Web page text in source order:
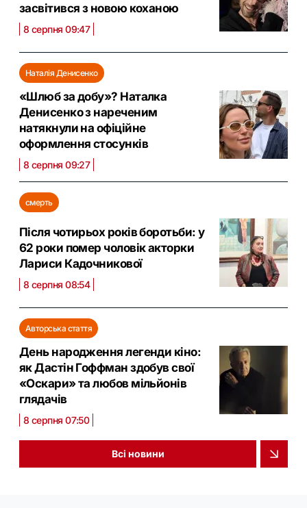
засвітився з новою коханою
8 серпня 09:47
Наталія Денисенко
«Шлюб за добу»? Наталка
Денисенко з нареченим
натякнули на офіційне
оформлення стосунків
8 серпня 09:27
смерть
Після чотирьох років боротьби: у
62 роки помер чоловік акторки
Лариси Кадочникової
8 серпня 08:54
Авторська стаття
День народження легенди кіно:
як Дастін Гоффман здобув свої
«Оскари» та любов мільйонів
глядачів
8 серпня 07:50
Всі новини